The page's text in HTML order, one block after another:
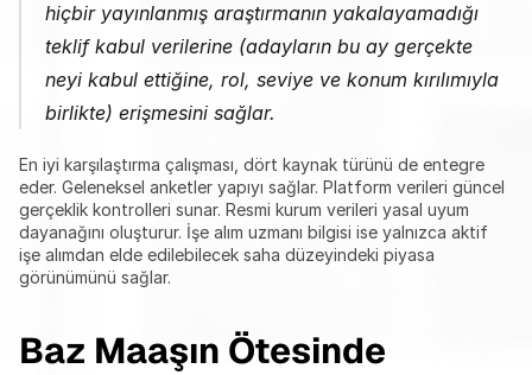
hiçbir yayınlanmış araştırmanın yakalayamadığı
teklif kabul verilerine (adayların bu ay gerçekte
neyi kabul ettiğine, rol, seviye ve konum kırılımıyla
birlikte) erişmesini sağlar.
En iyi karşılaştırma çalışması, dört kaynak türünü de entegre
eder. Geleneksel anketler yapıyı sağlar. Platform verileri güncel
gerçeklik kontrolleri sunar. Resmi kurum verileri yasal uyum
dayanağını oluşturur. İşe alım uzmanı bilgisi ise yalnızca aktif
işe alımdan elde edilebilecek saha düzeyindeki piyasa
görünümünü sağlar.
Baz Maaşın Ötesinde